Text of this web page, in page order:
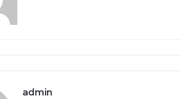
admin